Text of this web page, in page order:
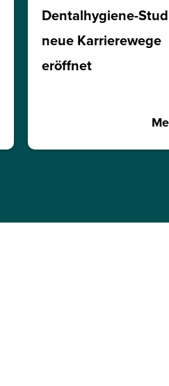
Dentalhygiene-
neue Karrierewege
eröffnet